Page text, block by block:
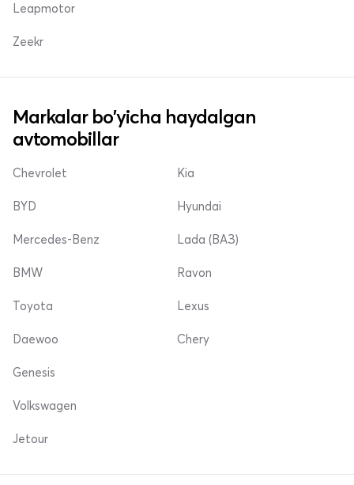
Leapmotor
Zeekr
Markalar bo'yicha haydalgan
avtomobillar
Chevrolet
BYD
Mercedes-Benz
Kia
Hyundai
Lada (ВАЗ)
BMW
Toyota
Daewoo
Ravon
Lexus
Chery
Genesis
Volkswagen
Jetour